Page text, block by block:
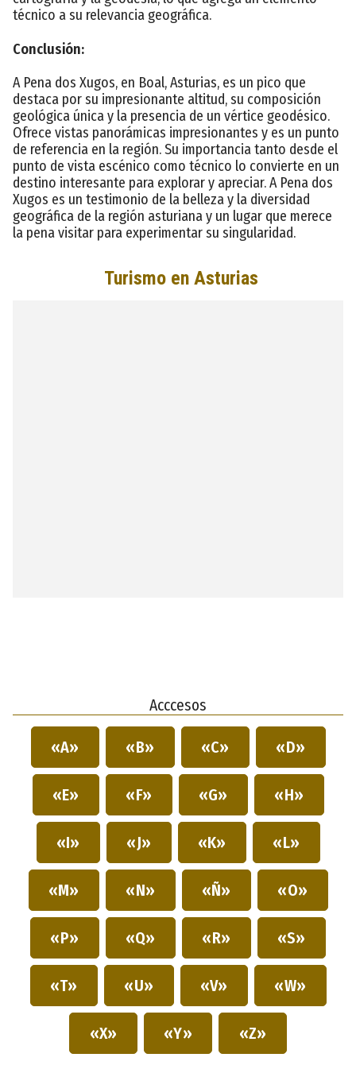
técnico a su relevancia geográfica.
Conclusión:
A Pena dos Xugos, en Boal, Asturias, es un pico que
destaca por su impresionante altitud, su composición
geológica única y la presencia de un vértice geodésico.
Ofrece vistas panorámicas impresionantes y es un punto
de referencia en la región. Su importancia tanto desde el
punto de vista escénico como técnico lo convierte en un
destino interesante para explorar y apreciar. A Pena dos
Xugos es un testimonio de la belleza y la diversidad
geográfica de la región asturiana y un lugar que merece
la pena visitar para experimentar su singularidad.
Acccesos
«A» «B» «C» «D»
«E» «F» «G» «H»
«I» «J» «K» «L»
«M» «N» «Ñ» «O»
«P» «Q» «R» «S»
«T» «U» «V» «W»
«X» «Y» «Z»